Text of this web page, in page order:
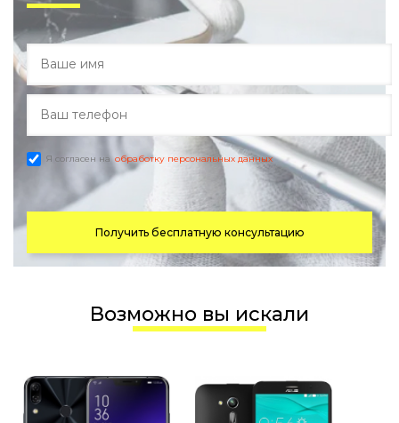
Я согласен на обработку персональных данных
Получить бесплатную консультацию
Возможно вы искали